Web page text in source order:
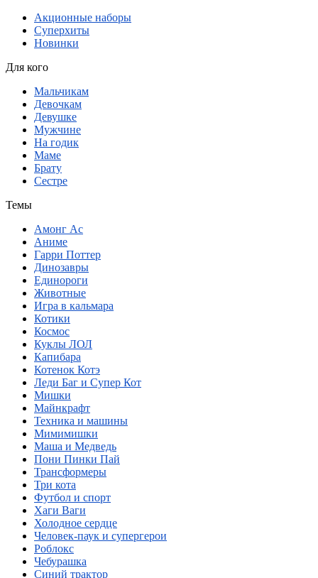
Акционные наборы
Суперхиты
Новинки
Для кого
Мальчикам
Девочкам
Девушке
Мужчине
На годик
Маме
Брату
Сестре
Темы
Амонг Ас
Аниме
Гарри Поттер
Динозавры
Единороги
Животные
Игра в кальмара
Котики
Космос
Куклы ЛОЛ
Капибара
Котенок Котэ
Леди Баг и Супер Кот
Мишки
Майнкрафт
Техника и машины
Мимимишки
Маша и Медведь
Пони Пинки Пай
Трансформеры
Три кота
Футбол и спорт
Хаги Ваги
Холодное сердце
Человек-паук и супергерои
Роблокс
Чебурашка
Синий трактор